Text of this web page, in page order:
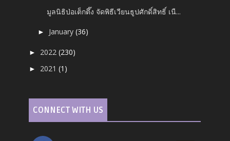
มูลนิธิป่อเต็กตึ๊ง จัดพิธีเวียนธูปศักดิ์สิทธิ์ เนื...
► January(36)
► 2022(230)
► 2021(1)
CONNECT WITH US